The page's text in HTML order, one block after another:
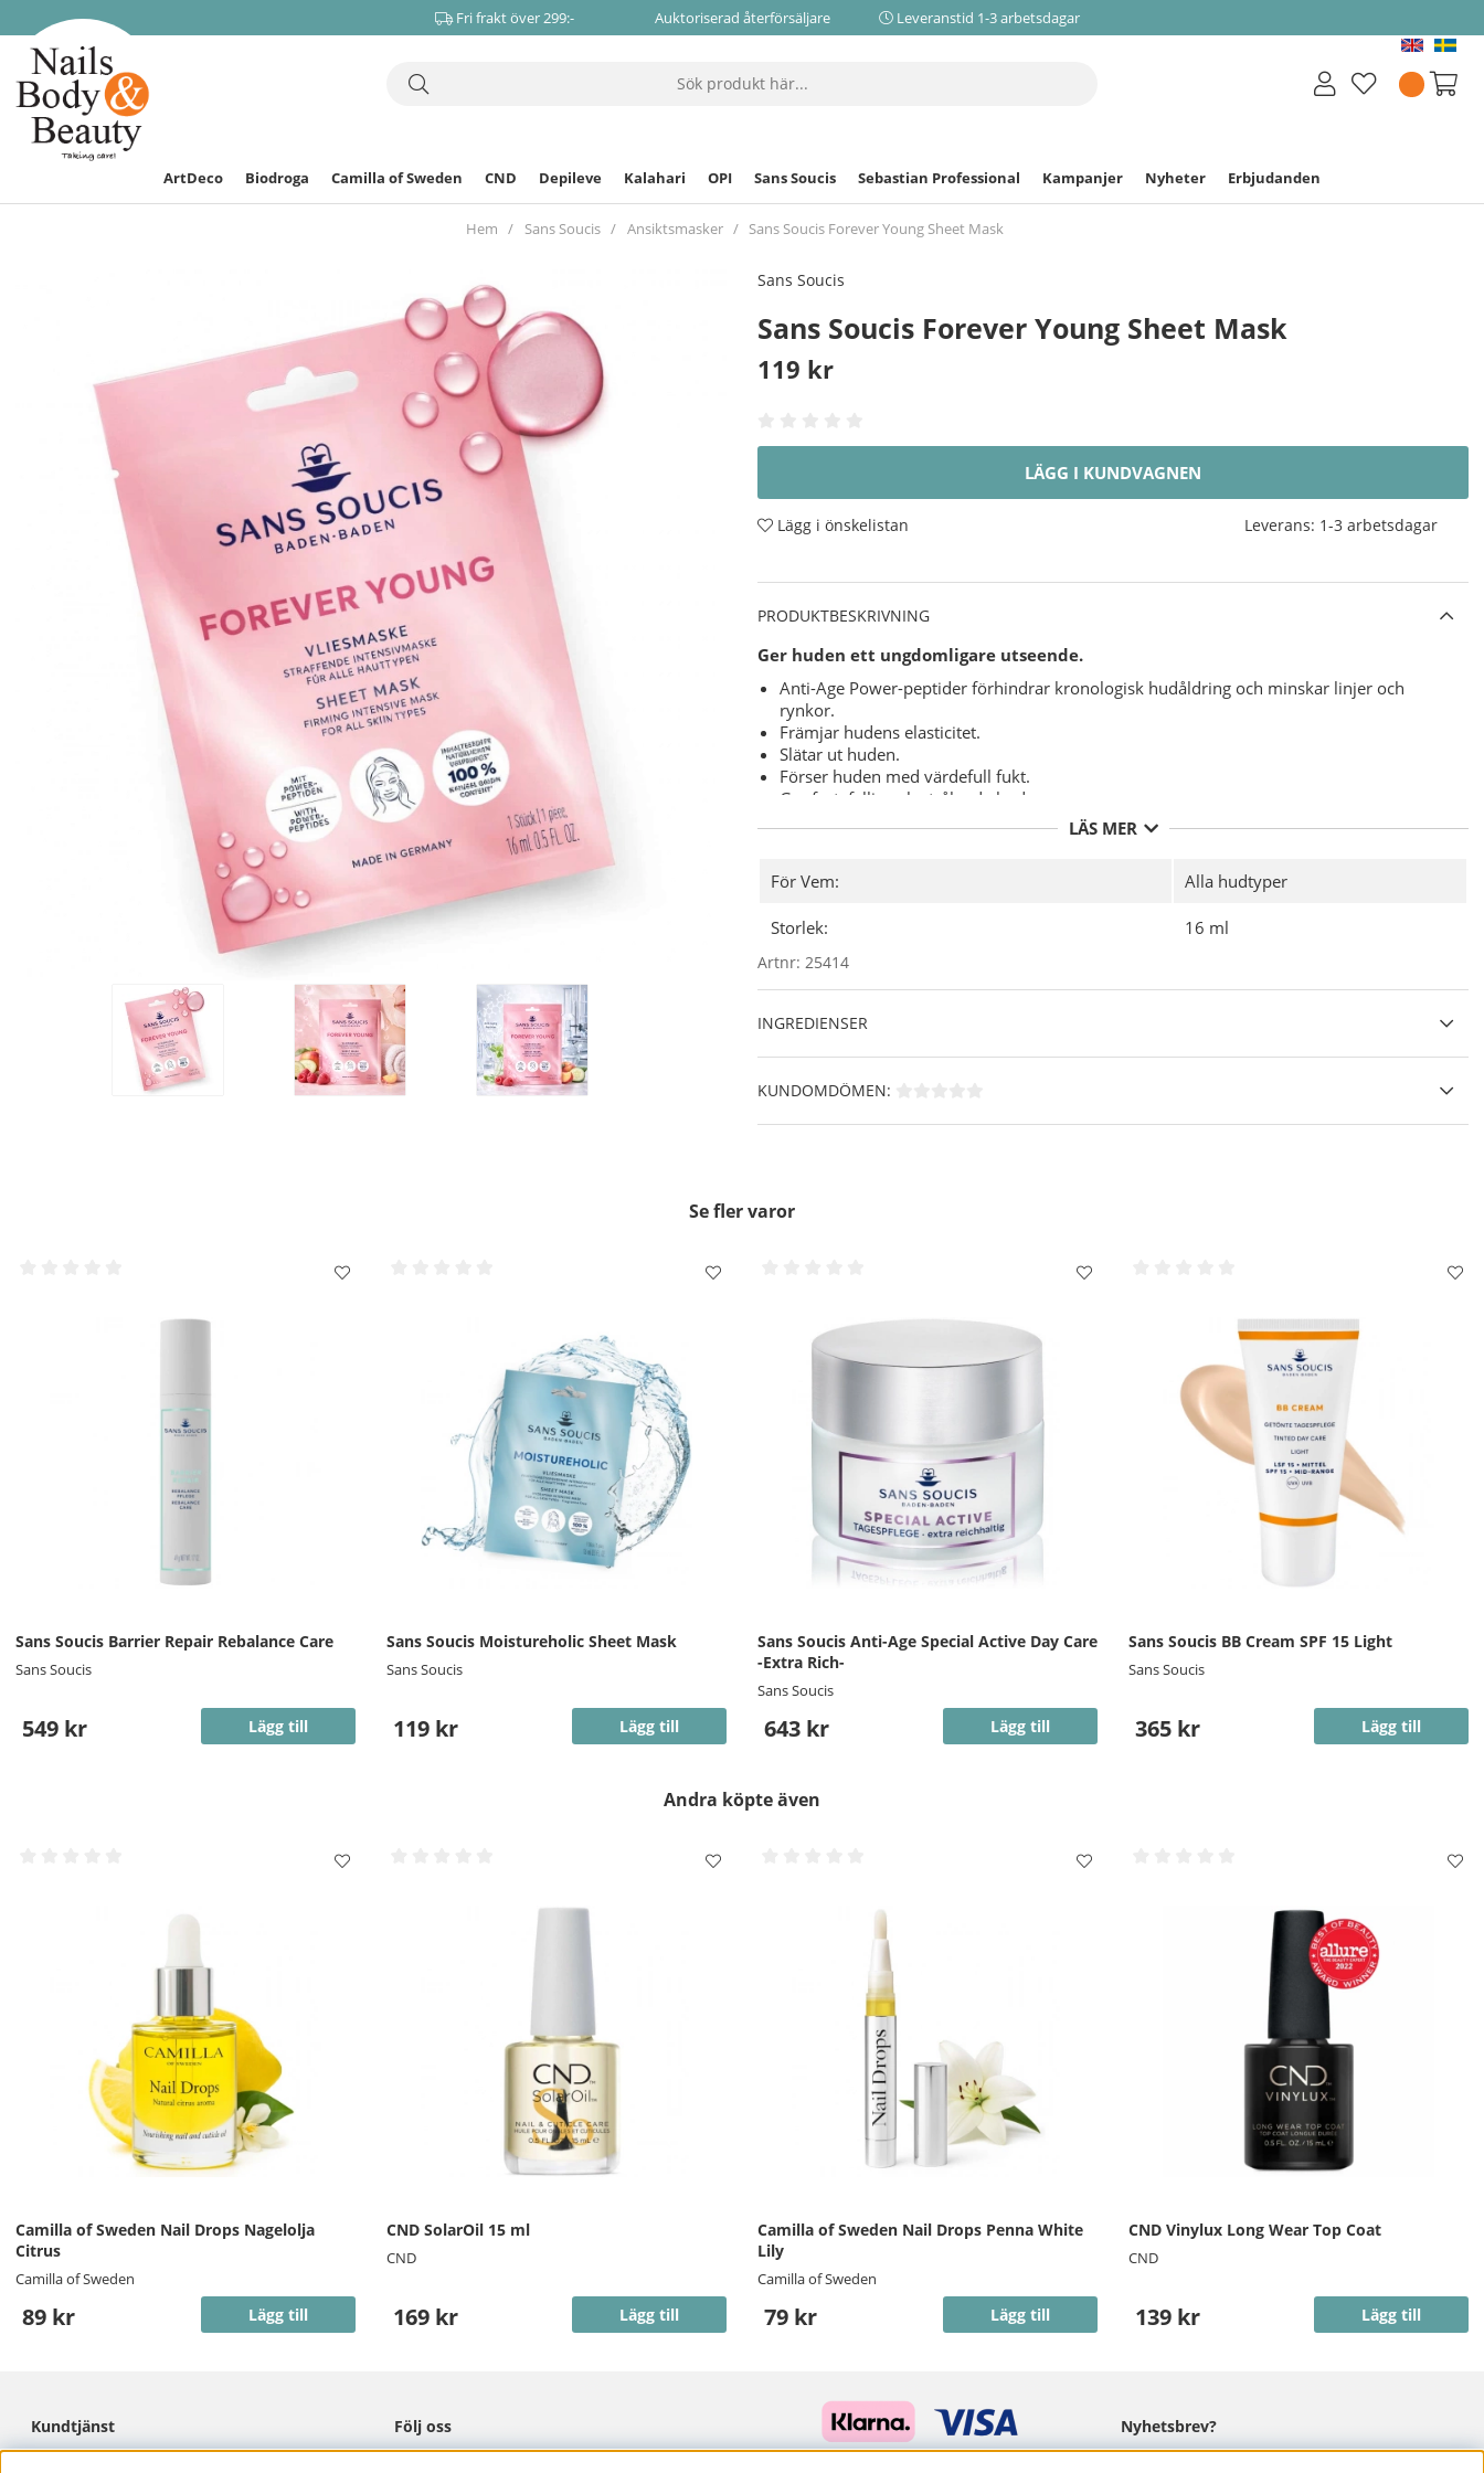
Fri frakt över 299:- Auktoriserad återförsäljare Leveranstid 1-3 arbetsdagar
ArtDeco Biodroga Camilla of Sweden CND Depileve Kalahari OPI Sans Soucis Sebastian Professional Kampanjer Nyheter Erbjudanden
Hem Sans Soucis Ansiktsmasker Sans Soucis Forever Young Sheet Mask
Sans Soucis
Sans Soucis Forever Young Sheet Mask
119 kr
LÄGG I KUNDVAGNEN
Lägg i önskelistan Leverans: 1-3 arbetsdagar
PRODUKTBESKRIVNING
Ger huden ett ungdomligare utseende.
Anti-Age Power-peptider förhindrar kronologisk hudåldring och minskar linjer och
rynkor.
Främjar hudens elasticitet.
Slätar ut huden.
Förser huden med värdefull fukt.
Ger fast, fyllig och strålande hud.
Ingredienser:
stimulation. De förbättrar hudens elasticitet och motståndskraft och anses därför vara
Växtstamcellextrakt
- En speciell sammansättning av olika växtstamceller formar och
gör mogen hud fastare. Skyddar hudens egna stamceller, minskar fina linjer och rynkor.
Huden utstrålar ungdomlig friskhet.
Planktonextrakt- är en mycket effektiv ingrediens från havet. Det ökar hudens
naturliga försvarsfunktion, stärker dess skyddande barriär och stöder hudens naturliga
jämnt utseende på huden.
Thermalvatten från Baden-Baden - med värdefulla mineraler och spårämnen (natrium,
förbättrar hudens naturliga ämnesomsättning och välbefinnande.
masken till ansiktskonturen.
Ta bort masken. Massera in överflödig vätska eller ta bort det med en bomullsplatta.
LÄS MER
För Vem: Alla hudtyper
Storlek: 16 ml
Artnr: 25414
INGREDIENSER
KUNDOMDÖMEN:
Se fler varor
Sans Soucis Barrier Repair Rebalance Care
Sans Soucis
549 kr Lägg till
Sans Soucis Moistureholic Sheet Mask
Sans Soucis
119 kr Lägg till
Sans Soucis Anti-Age Special Active Day Care
-Extra Rich-
Sans Soucis
643 kr Lägg till
Sans Soucis BB Cream SPF 15 Light
Sans Soucis
365 kr Lägg till
Andra köpte även
Camilla of Sweden Nail Drops Nagelolja
Citrus
Camilla of Sweden
89 kr Lägg till
CND SolarOil 15 ml
CND
169 kr Lägg till
Camilla of Sweden Nail Drops Penna White
Lily
Camilla of Sweden
79 kr Lägg till
CND Vinylux Long Wear Top Coat
CND
139 kr Lägg till
Kundtjänst Följ oss
Nyhetsbrev?